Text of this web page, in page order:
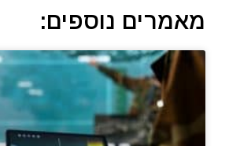
מאמרים נוספים: